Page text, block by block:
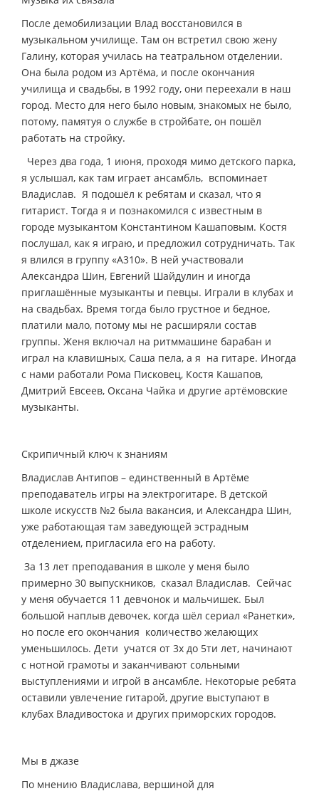
После демобилизации Влад восстановился в
музыкальном училище. Там он встретил свою жену
Галину, которая училась на театральном отделении.
Она была родом из Артёма, и после окончания
училища и свадьбы, в 1992 году, они переехали в наш
город. Место для него было новым, знакомых не было,
потому, памятуя о службе в стройбате, он пошёл
работать на стройку.
­ Через два года, 1 июня, проходя мимо детского парка,
я услышал, как там играет ансамбль, ­ вспоминает
Владислав. ­ Я подошёл к ребятам и сказал, что я
гитарист. Тогда я и познакомился с известным в
городе музыкантом Константином Кашаповым. Костя
послушал, как я играю, и предложил сотрудничать. Так
я влился в группу «А310». В ней участвовали
Александра Шин, Евгений Шайдулин и иногда
приглашённые музыканты и певцы. Играли в клубах и
на свадьбах. Время тогда было грустное и бедное,
платили мало, потому мы не расширяли состав
группы. Женя включал на ритм­машине барабан и
играл на клавишных, Саша пела, а я ­ на гитаре. Иногда
с нами работали Рома Писковец, Костя Кашапов,
Дмитрий Евсеев, Оксана Чайка и другие артёмовские
музыканты.
Скрипичный ключ к знаниям
Владислав Антипов – единственный в Артёме
преподаватель игры на электрогитаре. В детской
школе искусств №2 была вакансия, и Александра Шин,
уже работающая там заведующей эстрадным
отделением, пригласила его на работу.
­ За 13 лет преподавания в школе у меня было
примерно 30 выпускников, ­ сказал Владислав. ­ Сейчас
у меня обучается 11 девчонок и мальчишек. Был
большой наплыв девочек, когда шёл сериал «Ранетки»,
но после его окончания количество желающих
уменьшилось. Дети учатся от 3­х до 5­ти лет, начинают
с нотной грамоты и заканчивают сольными
выступлениями и игрой в ансамбле. Некоторые ребята
оставили увлечение гитарой, другие выступают в
клубах Владивостока и других приморских городов.
Мы в джазе
По мнению Владислава, вершиной для